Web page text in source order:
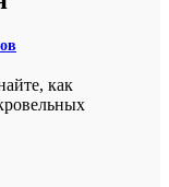
как